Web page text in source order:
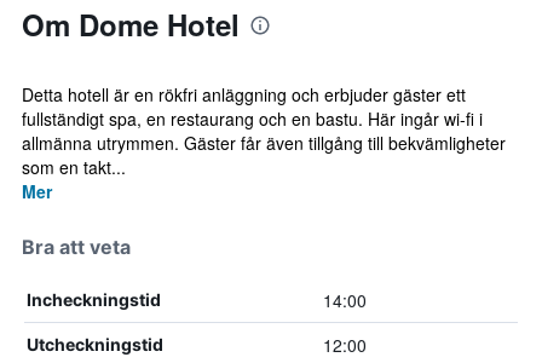
Om Dome Hotel
Detta hotell är en rökfri anläggning och erbjuder gäster ett
fullständigt spa, en restaurang och en bastu. Här ingår wi-fi i
allmänna utrymmen. Gäster får även tillgång till bekvämligheter
som en takt...
Mer
Bra att veta
Incheckningstid 14:00
Utcheckningstid 12:00